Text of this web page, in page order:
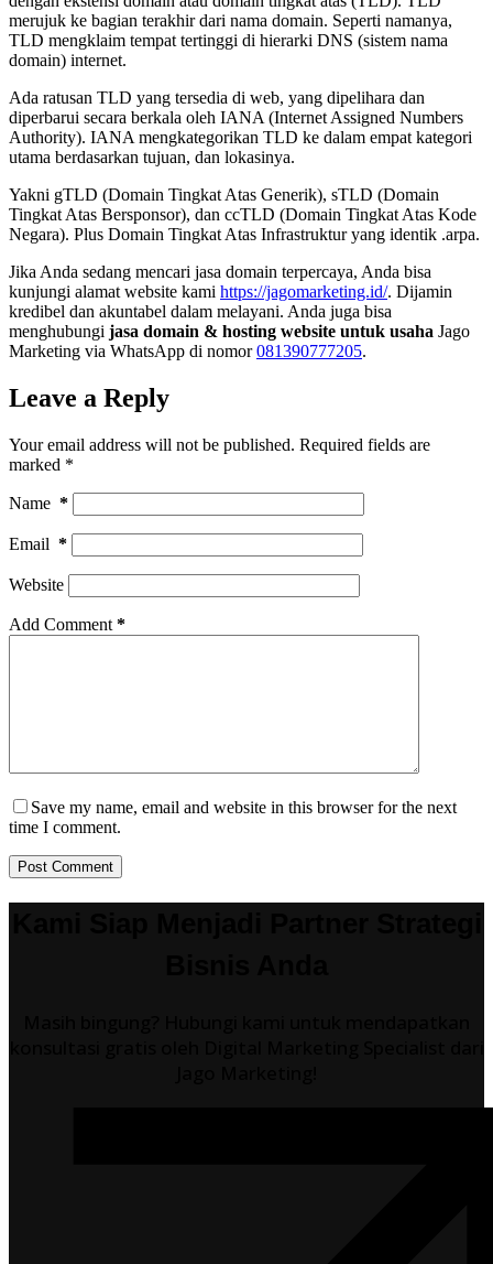
merujuk ke bagian terakhir dari nama domain. Seperti namanya,
TLD mengklaim tempat tertinggi di hierarki DNS (sistem nama
domain) internet.
Ada ratusan TLD yang tersedia di web, yang dipelihara dan
diperbarui secara berkala oleh IANA (Internet Assigned Numbers
Authority). IANA mengkategorikan TLD ke dalam empat kategori
utama berdasarkan tujuan, dan lokasinya.
Yakni gTLD (Domain Tingkat Atas Generik), sTLD (Domain
Tingkat Atas Bersponsor), dan ccTLD (Domain Tingkat Atas Kode
Negara). Plus Domain Tingkat Atas Infrastruktur yang identik .arpa.
Jika Anda sedang mencari jasa domain terpercaya, Anda bisa
kunjungi alamat website kami https://jagomarketing.id/. Dijamin
kredibel dan akuntabel dalam melayani. Anda juga bisa
menghubungi jasa domain & hosting website untuk usaha Jago
Marketing via WhatsApp di nomor081390777205.
Leave a Reply
Your email address will not be published. Required fields are
marked *
Name *
Email *
Website
Add Comment *
Save my name, email and website in this browser for the next
time I comment.
Post Comment